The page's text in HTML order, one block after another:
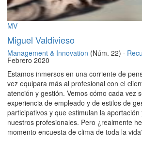
MV
Miguel Valdivieso
Management & Innovation (Núm. 22) ·
Febrero 2020
Estamos inmersos en una corriente de
vez equipara más al profesional con el
atención y gestión. Vemos cómo cada vez
experiencia de empleado y de estilos de
participativos y que estimulan la
nuestros profesionales. Pero ¿realmente
momento encuesta de clima de toda la